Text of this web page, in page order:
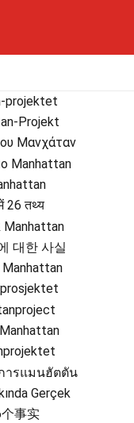
projektet
Projekt
Μανχάταν
Manhattan
26 तथ्य
대한 사실
ารแมนฮัตตัน
Gerçek
事实